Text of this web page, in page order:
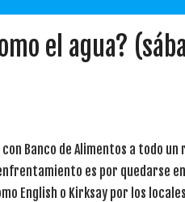
el agua?
Banco de Alimentos a todo
es por quedarse
English o Kirksay por los